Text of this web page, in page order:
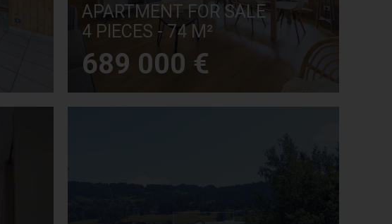
APARTMENT FOR SALE
4 PIECES - 74 M²
689 000 €